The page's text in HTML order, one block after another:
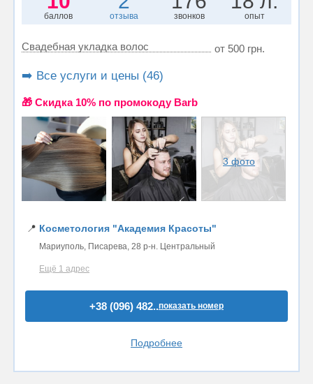
баллов отзыва звонков опыт
Свадебная укладка волос от 500 грн.
➡️ Все услуги и цены (46)
🎁 Cкидка 10% по промокоду Barb
3 фото
📍 Косметология "Академия Красоты"
Мариуполь, Писарева, 28 р-н. Центральный
Ещё 1 адрес
+38 (096) 482..показать номер
Подробнее